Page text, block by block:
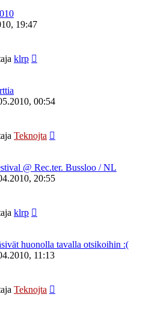
19:47
klrp
00:54
Teknojta
@ Rec.ter. Bussloo / NL
20:55
klrp
huonolla tavalla otsikoihin :(
11:13
Teknojta